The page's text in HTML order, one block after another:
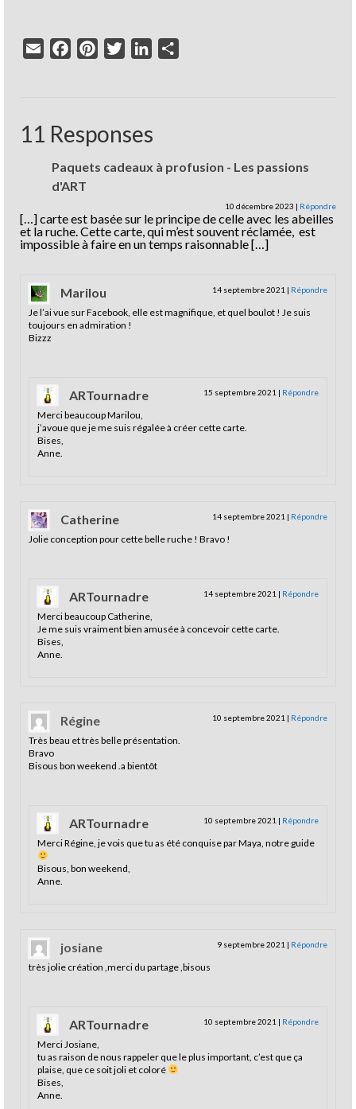
Email FacebookPinterestTwitterLinkedIn
11 Responses
Paquets cadeaux à profusion - Les passions
d'ART
10 décembre 2023 | Répondre
[…] carte est basée sur le principe de celle avec les abeilles
et la ruche. Cette carte, qui m’est souvent réclamée, est
impossible à faire en un temps raisonnable […]
Marilou 14 septembre 2021 | Répondre
Je l’ai vue sur Facebook, elle est magnifique, et quel boulot ! Je suis
toujours en admiration !
Bizzz
ARTournadre 15 septembre 2021 | Répondre
Merci beaucoup Marilou,
j’avoue que je me suis régalée à créer cette carte.
Bises,
Anne.
Catherine 14 septembre 2021 | Répondre
Jolie conception pour cette belle ruche ! Bravo !
ARTournadre 14 septembre 2021 | Répondre
Merci beaucoup Catherine,
Je me suis vraiment bien amusée à concevoir cette carte.
Bises,
Anne.
Régine 10 septembre 2021 | Répondre
Très beau et très belle présentation.
Bravo
Bisous bon weekend .a bientôt
ARTournadre 10 septembre 2021 | Répondre
Merci Régine, je vois que tu as été conquise par Maya, notre guide
Bisous, bon weekend,
Anne.
josiane 9 septembre 2021 | Répondre
très jolie création ,merci du partage ,bisous
ARTournadre 10 septembre 2021 | Répondre
Merci Josiane,
tu as raison de nous rappeler que le plus important, c’est que ça
plaise, que ce soit joli et coloré
Bises,
Anne.